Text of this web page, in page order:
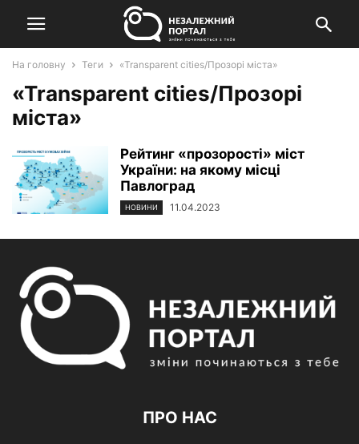
На головну Теги «Transparent cities/Прозорі міста»
«Transparent cities/Прозорі
міста»
Рейтинг «прозорості» міст
України: на якому місці
Павлоград
НОВИНИ 11.04.2023
ПРО НАС